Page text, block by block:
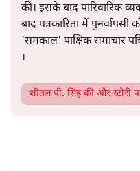
की। इसके बाद पारिवारिक
बाद पत्रकारिता में
'समकाल' पाक्षिक समाचार
।
शीतल पी. सिंहकी और स्टोरी